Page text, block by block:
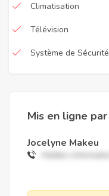
Climatisation
Télévision
Système de Sécurité
Mis en ligne par
Jocelyne Makeu
Hidden information